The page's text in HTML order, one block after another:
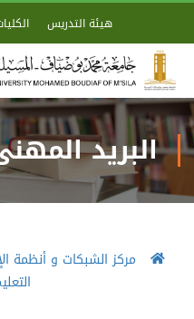
هيئة التدريس
البريد
مركز الشبكات و أنظمة